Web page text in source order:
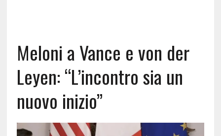
Meloni a Vance e von der
Leyen: “L’incontro sia un
nuovo inizio”